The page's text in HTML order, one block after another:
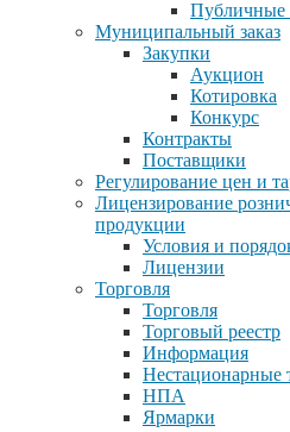
Публичные
Муниципальный заказ
Закупки
Аукцион
Котировка
Конкурс
Контракты
Поставщики
Регулирование цен и
Лицензирование
продукции
Условия и
Лицензии
Торговля
Торговля
Торговый реестр
Информация
Нестационарные
НПА
Ярмарки